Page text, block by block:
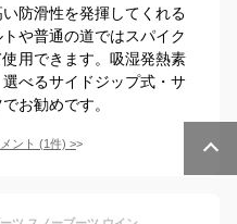
防滑性を発揮してくれる
や普通の道ではスパイク
用できます。吸湿発熱素
べるサイドジップ式・サ
お勧めです。
ント (1件) >